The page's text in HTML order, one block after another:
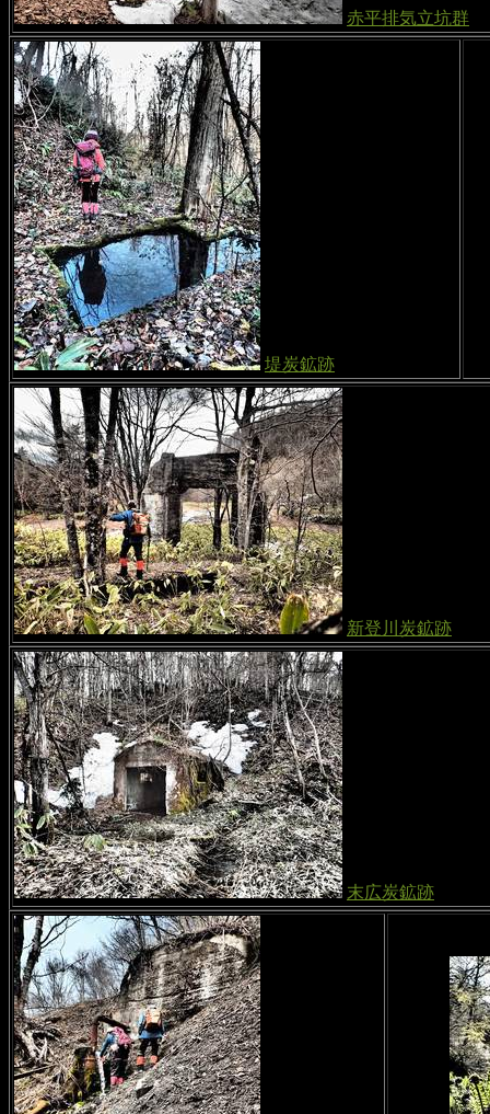
赤平排気立坑群
堤炭鉱跡
新登川炭鉱跡
末広炭鉱跡